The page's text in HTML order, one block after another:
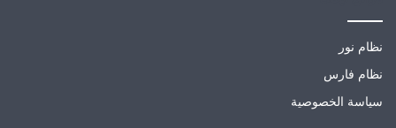
نظام نور
نظام فارس
سياسة الخصوصية